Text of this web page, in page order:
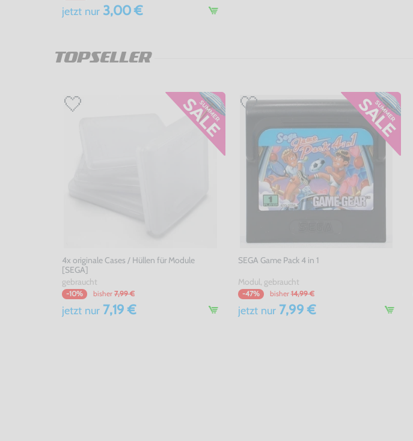
jetzt nur 3,00 €
TOPSELLER
4x originale Cases / Hüllen für Module
[SEGA]
gebraucht
-10% bisher 7,99 €
jetzt nur 7,19 €
SEGA Game Pack 4 in 1
Modul, gebraucht
-47% bisher 14,99 €
jetzt nur7,99 €